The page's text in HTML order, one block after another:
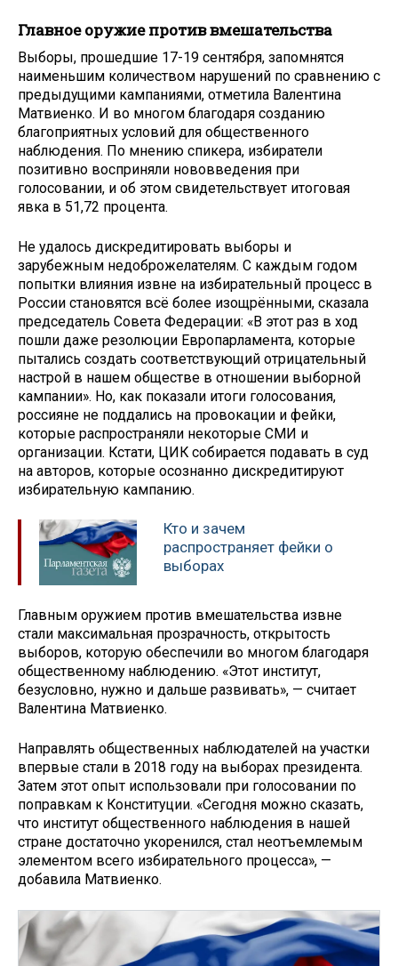
Главное оружие против вмешательства
Выборы, прошедшие 17-19 сентября, запомнятся
наименьшим количеством нарушений по сравнению с
предыдущими кампаниями, отметила Валентина
Матвиенко. И во многом благодаря созданию
благоприятных условий для общественного
наблюдения. По мнению спикера, избиратели
позитивно восприняли нововведения при
голосовании, и об этом свидетельствует итоговая
явка в 51,72 процента.
Не удалось дискредитировать выборы и
зарубежным недоброжелателям. С каждым годом
попытки влияния извне на избирательный процесс в
России становятся всё более изощрёнными, сказала
председатель Совета Федерации: «В этот раз в ход
пошли даже резолюции Европарламента, которые
пытались создать соответствующий отрицательный
настрой в нашем обществе в отношении выборной
кампании». Но, как показали итоги голосования,
россияне не поддались на провокации и фейки,
которые распространяли некоторые СМИ и
организации. Кстати, ЦИК собирается подавать в суд
на авторов, которые осознанно дискредитируют
избирательную кампанию.
Кто и зачем
распространяет фейки о
выборах
Главным оружием против вмешательства извне
стали максимальная прозрачность, открытость
выборов, которую обеспечили во многом благодаря
общественному наблюдению. «Этот институт,
безусловно, нужно и дальше развивать», — считает
Валентина Матвиенко.
Направлять общественных наблюдателей на участки
впервые стали в 2018 году на выборах президента.
Затем этот опыт использовали при голосовании по
поправкам к Конституции. «Сегодня можно сказать,
что институт общественного наблюдения в нашей
стране достаточно укоренился, стал неотъемлемым
элементом всего избирательного процесса», —
добавила Матвиенко.